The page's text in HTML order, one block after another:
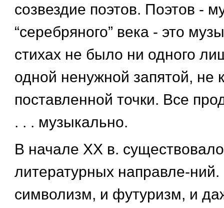
созвездие поэтов. Поэтов -
“серебряного” века - это
стихах не было ни одного
одной ненужной запятой, не
поставленной точки. Все
. . . музыкально.
В начале XX в.
литературных направле-
символизм, и футуризм, и